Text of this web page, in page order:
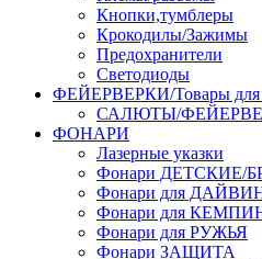
Кнопки,тумблеры
Крокодилы/Зажимы
Предохранители
Светодиоды
ФЕЙЕРВЕРКИ/Товары
САЛЮТЫ/
ФОНАРИ
Лазерные указки
Фонари ДЕТСКИЕ/
Фонари для
Фонари для
Фонари для РУЖЬЯ
Фонари ЗАЩИТА